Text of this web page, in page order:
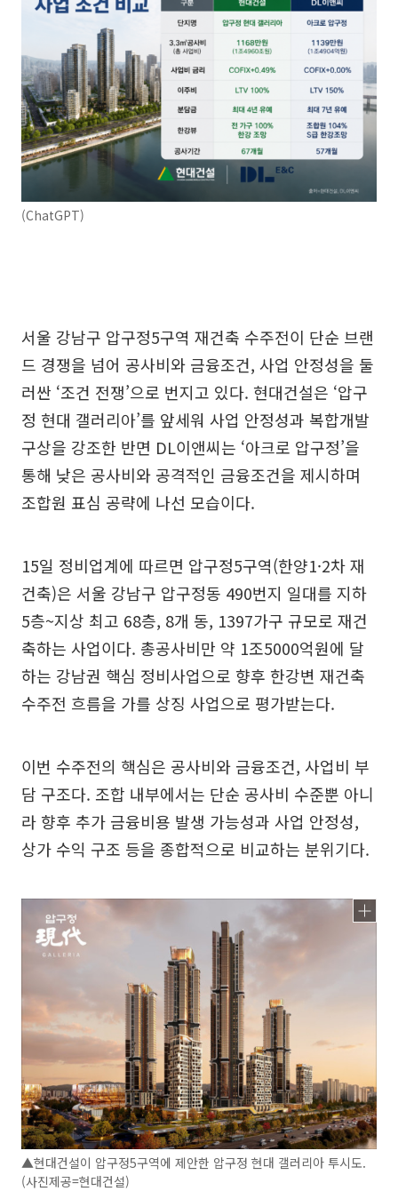
(ChatGPT)
서울 강남구 압구정5구역 재건축 수주전이 단순 브랜
드 경쟁을 넘어 공사비와 금융조건, 사업 안정성을 둘
러싼 ‘조건 전쟁’으로 번지고 있다. 현대건설은 ‘압구
정 현대 갤러리아’를 앞세워 사업 안정성과 복합개발
구상을 강조한 반면 DL이앤씨는 ‘아크로 압구정’을
통해 낮은 공사비와 공격적인 금융조건을 제시하며
조합원 표심 공략에 나선 모습이다.
15일 정비업계에 따르면 압구정5구역(한양1·2차 재
건축)은 서울 강남구 압구정동 490번지 일대를 지하
5층~지상 최고 68층, 8개 동, 1397가구 규모로 재건
축하는 사업이다. 총공사비만 약 1조5000억원에 달
하는 강남권 핵심 정비사업으로 향후 한강변 재건축
수주전 흐름을 가를 상징 사업으로 평가받는다.
이번 수주전의 핵심은 공사비와 금융조건, 사업비 부
담 구조다. 조합 내부에서는 단순 공사비 수준뿐 아니
라 향후 추가 금융비용 발생 가능성과 사업 안정성,
상가 수익 구조 등을 종합적으로 비교하는 분위기다.
▲현대건설이 압구정5구역에 제안한 압구정 현대 갤러리아 투시도.
(사진제공=현대건설)